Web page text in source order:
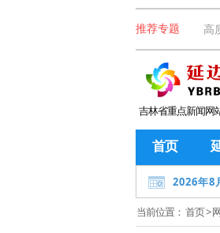
推荐专题 高
吉林省重点新闻网
首页
2026年8
当前位置： 首页>